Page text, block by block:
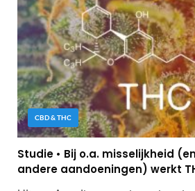
CBD & THC
Studie • Bij o.a. misselijkheid
andere aandoeningen) werkt